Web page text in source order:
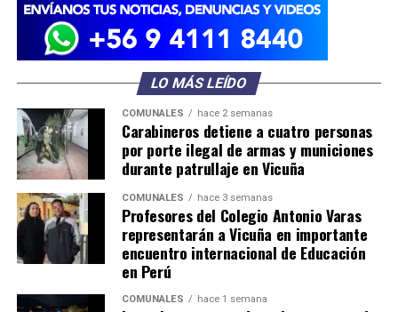
LO MÁS LEÍDO
COMUNALES hace 2 semanas
Carabineros detiene a cuatro personas
por porte ilegal de armas y municiones
durante patrullaje en Vicuña
COMUNALES hace 3 semanas
Profesores del Colegio Antonio Varas
representarán a Vicuña en importante
encuentro internacional de Educación
en Perú
COMUNALES hace 1 semana